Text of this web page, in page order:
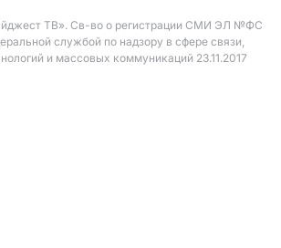
ТВ». Св-во о регистрации СМИ ЭЛ №ФС
службой по надзору в сфере связи,
и массовых коммуникаций 23.11.2017